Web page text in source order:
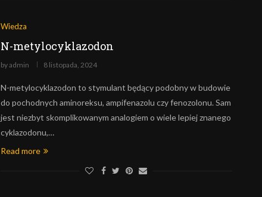
Wiedza
N-metylocyklazodon
byadmin 8 listopada, 2024
N-metylocyklazodon to stymulant będący podobny w budowie
do pochodnych aminoreksu, ampifenazolu czy fenozolonu. Sam
jest niezbyt skomplikowanym analogiem o wiele lepiej znanego
cyklazodonu,…
Read more